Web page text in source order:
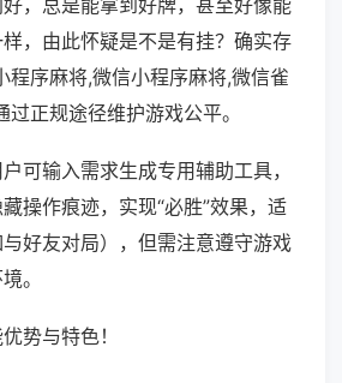
，总是能拿到好牌，甚至好像能
，由此怀疑是不是有挂？确实存
程序麻将,微信小程序麻将,微信雀
正规途径维护游戏公平。
可输入需求生成专用辅助工具，
操作痕迹，实现“必胜”效果，适
好友对局），但需注意遵守游戏
。
势与特色！